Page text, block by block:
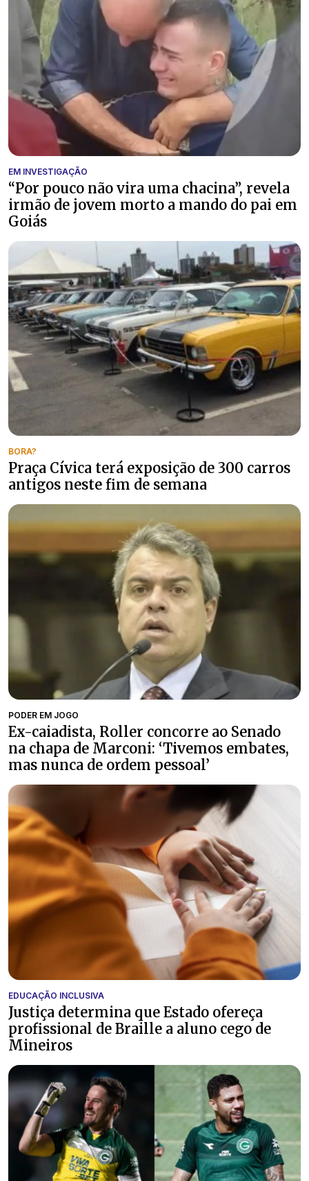
EM INVESTIGAÇÃO
“Por pouco não vira uma chacina”, revela
irmão de jovem morto a mando do pai em
Goiás
BORA?
Praça Cívica terá exposição de 300 carros
antigos neste fim de semana
PODER EM JOGO
Ex-caiadista, Roller concorre ao Senado
na chapa de Marconi: ‘Tivemos embates,
mas nunca de ordem pessoal’
EDUCAÇÃO INCLUSIVA
Justiça determina que Estado ofereça
profissional de Braille a aluno cego de
Mineiros